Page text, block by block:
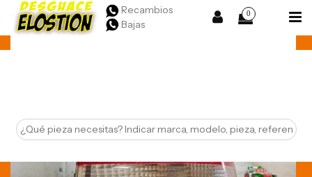
Recambios
Bajas
0